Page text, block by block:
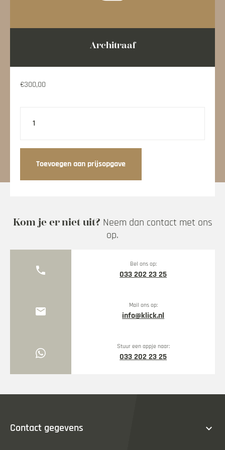
Architraaf
€300,00
aantal
Toevoegen aan prijsopgave
Kom je er niet uit? Neem dan contact met ons
op.
phone Bel ons op:
033 202 23 25
mail Mail ons op:
info@klick.nl
Stuur een appje naar:
033 202 23 25
Contact gegevens expand_more